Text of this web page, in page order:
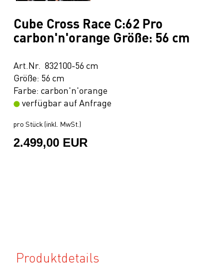
Cube Cross Race C:62 Pro
carbon'n'orange Größe: 56 cm
Art.Nr. 832100-56 cm
Größe: 56 cm
Farbe: carbon'n'orange
verfügbar auf Anfrage
pro Stück (inkl. MwSt.)
2.499,00 EUR
Produktdetails